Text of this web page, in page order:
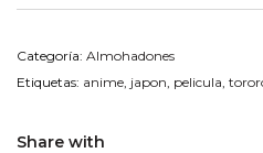
Categoría: Almohadones
Etiquetas: anime japon pelicula
Share with